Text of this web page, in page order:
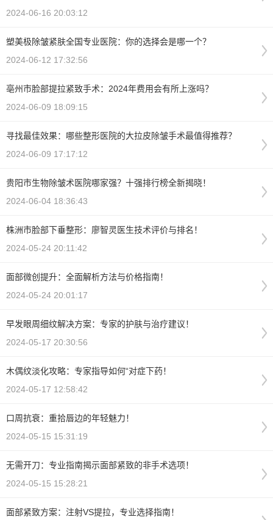
2024-06-16 20:03:12
塑美极除皱紧肤全国专业医院：你的选择会是哪一个？
2024-06-12 17:32:56
亳州市脸部提拉紧致手术：2024年费用会有所上涨吗？
2024-06-09 18:09:15
寻找最佳效果：哪些整形医院的大拉皮除皱手术最值得推荐？
2024-06-09 17:17:12
贵阳市生物除皱术医院哪家强？十强排行榜全新揭晓！
2024-06-04 18:36:43
株洲市脸部下垂整形：廖智灵医生技术评价与排名！
2024-05-24 20:11:42
面部微创提升：全面解析方法与价格指南！
2024-05-24 20:01:17
早发眼周细纹解决方案：专家的护肤与治疗建议！
2024-05-17 20:30:56
木偶纹淡化攻略：专家指导如何“对症下药！
2024-05-17 12:58:42
口周抗衰：重拾唇边的年轻魅力！
2024-05-15 15:31:19
无需开刀：专业指南揭示面部紧致的非手术选项！
2024-05-15 15:28:21
面部紧致方案：注射VS提拉，专业选择指南！